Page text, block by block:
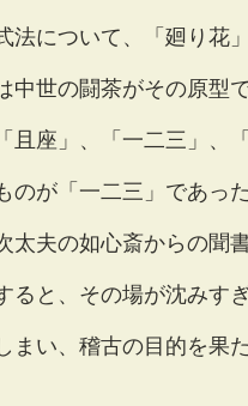
について、「廻り花
中世の闘茶がその原型
且座」、「一二三」、
が「一二三」であった
太夫の如心斎からの聞
ると、その場が沈みす
まい、稽古の目的を果